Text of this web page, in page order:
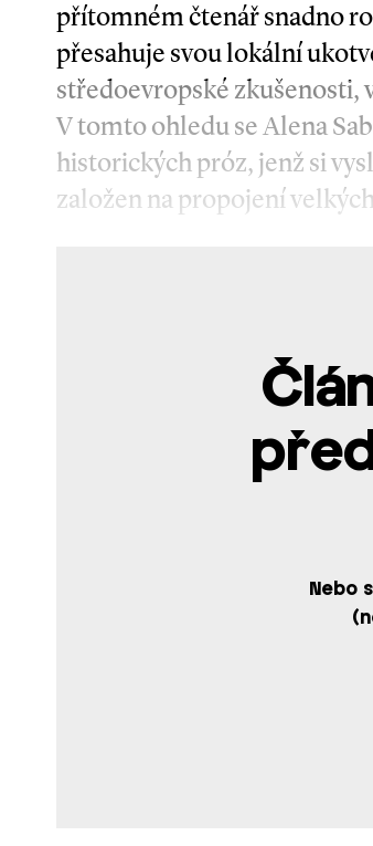
přítomném čtenář snadno
přesahuje svou lokální
středoevropské zkušenosti,
V tomto ohledu se Alena
historických próz, jenž si
založen na propojení
Nebo